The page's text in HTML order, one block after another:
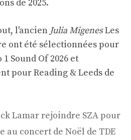
de 2025.
l'ancien Julia MigenesLes
ont été sélectionnées pour
Sound Of 2026 et
pour Reading & Leeds de
Lamar rejoindre SZA pour
concert de Noël de TDE